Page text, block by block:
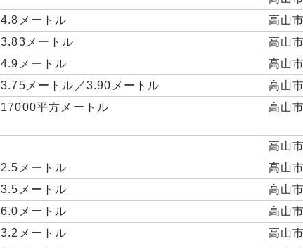
4.8メートル
高山
3.83メートル
高山
4.9メートル
高山
3.75メートル／3.90メートル
高山
17000平方メートル 高山
高山
2.5メートル
高山
3.5メートル
高山
6.0メートル
高山
3.2メートル
高山